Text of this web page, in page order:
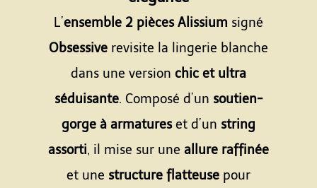
L’ensemble 2 pièces Alissium signé
Obsessive revisite la lingerie blanche
dans une version chic et ultra
séduisante. Composé d’un soutien-
gorge à armatureset d’un string
assorti, il mise sur une allure raffinée
et une structure flatteuse pour